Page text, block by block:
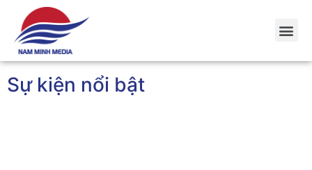
Sự kiện nổi bật